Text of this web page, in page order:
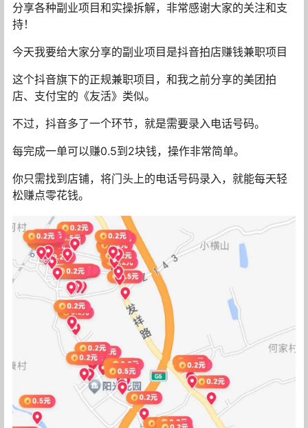
分享各种副业项目和实操拆解，非常感谢大家的关注和支
持！
今天我要给大家分享的副业项目是抖音拍店赚钱兼职项目
这个抖音旗下的正规兼职项目，和我之前分享的美团拍
店、支付宝的《友活》类似。
不过，抖音多了一个环节，就是需要录入电话号码。
每完成一单可以赚0.5到2块钱，操作非常简单。
你只需找到店铺，将门头上的电话号码录入，就能每天轻
松赚点零花钱。